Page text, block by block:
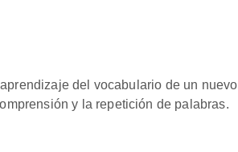
del vocabulario de un nuevo
y la repetición de palabras.